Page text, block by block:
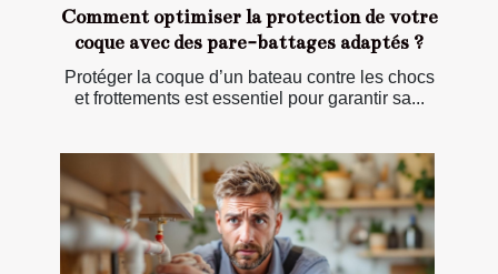
Comment optimiser la protection de votre
coque avec des pare-battages adaptés ?
Protéger la coque d’un bateau contre les chocs
et frottements est essentiel pour garantir sa...